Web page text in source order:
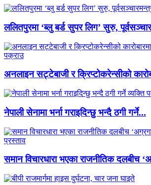
ललितपुरमा ‘ब्लु बर्ड सुपर लिग’ सुरु,
अनलाइन सट्टेबाजी र क्रिप्टोकरेन्सीको
नेपाली सेनामा भर्ना गराइदिन्छु भन्दै ठगी गर्ने...
समान विचारधारा भएका राजनीतिक दलबीच